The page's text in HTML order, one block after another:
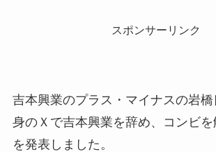
スポンサーリンク
吉本興業のプラス・マイナスの岩橋
身のＸで吉本興業を辞め、コンビを
を発表しました。